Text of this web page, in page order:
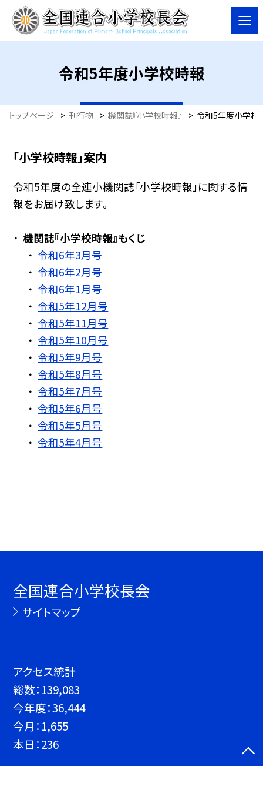
令和5年度小学校時報
トップページ > 刊行物 > 機関誌『小学校時報』 > 令和5年度小学校
「小学校時報」案内
令和5年度の全連小機関誌「小学校時報」に関する情
報をお届け致します。
機関誌『小学校時報』もくじ
令和6年3月号
令和6年2月号
令和6年1月号
令和5年12月号
令和5年11月号
令和5年10月号
令和5年9月号
令和5年8月号
令和5年7月号
令和5年6月号
令和5年5月号
令和5年4月号
全国連合小学校長会
サイトマップ
アクセス統計
総数： 139,083
今年度：36,444
今月： 1,655
本日：236